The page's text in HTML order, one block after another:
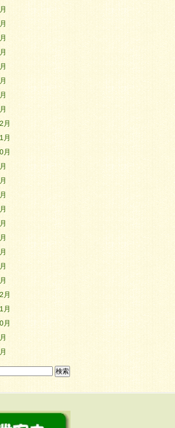
月
月
月
月
月
月